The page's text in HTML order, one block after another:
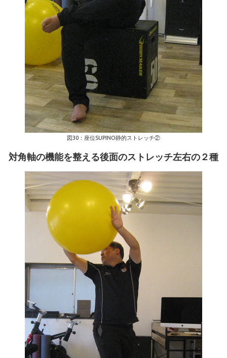
図30：座位SUPINO静的ストレッチ②
対角軸の機能を整える後面のストレッチ左右の２種